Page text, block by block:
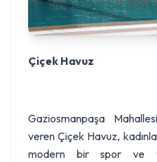
Çiçek Havuz
Gaziosmanpaşa
veren Çiçek Havuz,
modern bir spor ve